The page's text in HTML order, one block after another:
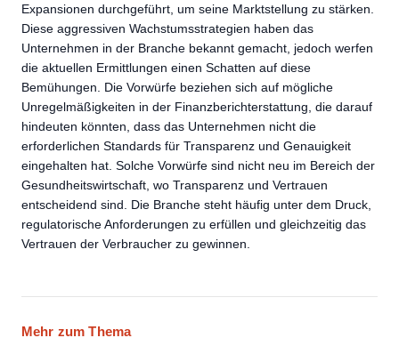
Expansionen durchgeführt, um seine Marktstellung zu stärken.
Diese aggressiven Wachstumsstrategien haben das
Unternehmen in der Branche bekannt gemacht, jedoch werfen
die aktuellen Ermittlungen einen Schatten auf diese
Bemühungen. Die Vorwürfe beziehen sich auf mögliche
Unregelmäßigkeiten in der Finanzberichterstattung, die darauf
hindeuten könnten, dass das Unternehmen nicht die
erforderlichen Standards für Transparenz und Genauigkeit
eingehalten hat. Solche Vorwürfe sind nicht neu im Bereich der
Gesundheitswirtschaft, wo Transparenz und Vertrauen
entscheidend sind. Die Branche steht häufig unter dem Druck,
regulatorische Anforderungen zu erfüllen und gleichzeitig das
Vertrauen der Verbraucher zu gewinnen.
Mehr zum Thema